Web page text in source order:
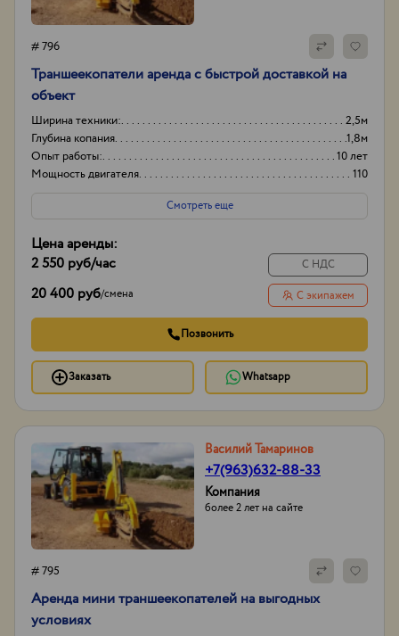
# 796
Траншеекопатели аренда с быстрой доставкой на
объект
Ширина техники:
2,5м
Глубина копания
1,8м
Опыт работы:
10 лет
Мощность двигателя
110
Смотреть еще
Цена аренды:
2 550 руб/час
20 400 руб/смена
С НДС
С экипажем
Позвонить
Заказать Whatsapp
Василий Тамаринов
+7(963)632-88-33
Компания
более 2 лет на сайте
# 795
Аренда мини траншеекопателей на выгодных
условиях